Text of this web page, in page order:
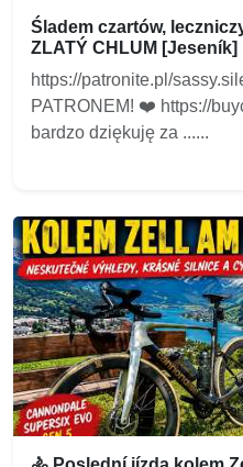
Śladem czartów,
ZLATÝ CHLUM [Jeseník]
https://patronite.pl/
PATRONEM! ❤️ https://
bardzo dziękuję za ......